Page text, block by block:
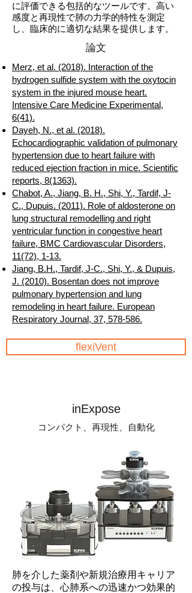
に評価できる包括的なツールです。高い
感度と再現性で肺の力学的特性を測定
し、臨床的に適切な結果を提供します。
論文
Merz, et al. (2018). Interaction of the
hydrogen sulfide system with the oxytocin
system in the injured mouse heart.
Intensive Care Medicine Experimental,
6(41).
Dayeh, N., et al. (2018).
Echocardiographic validation of pulmonary
hypertension due to heart failure with
reduced ejection fraction in mice. Scientific
reports, 8(1363).
Chabot, A., Jiang, B. H., Shi, Y., Tardif, J-
C., Dupuis. (2011). Role of aldosterone on
lung structural remodelling and right
ventricular function in congestive heart
failure, BMC Cardiovascular Disorders,
11(72), 1-13.
Jiang, B.H., Tardif, J-C., Shi, Y., & Dupuis,
J. (2010). Bosentan does not improve
pulmonary hypertension and lung
remodeling in heart failure. European
Respiratory Journal, 37, 578-586.
flexiVent
inExpose
コンパクト、再現性、自動化
肺を介した薬剤や新規治療用キャリア
の投与は、心肺系への迅速かつ効果的